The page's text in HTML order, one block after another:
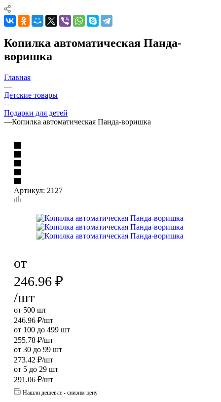
Копилка автоматическая Панда-
воришка
Главная
—
Детские товары
—
Подарки для детей
—Копилка автоматическая Панда-воришка
Артикул: 2127
от
246.96 ₽
/шт
от 500 шт
246.96 ₽/шт
от 100 до 499 шт
255.78 ₽/шт
от 30 до 99 шт
273.42 ₽/шт
от 5 до 29 шт
291.06 ₽/шт
Нашли дешевле - снизим цену